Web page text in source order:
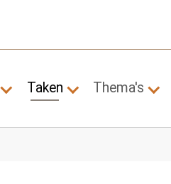
Submenu for "Organisatie"
Taken
Submenu for
Thema's